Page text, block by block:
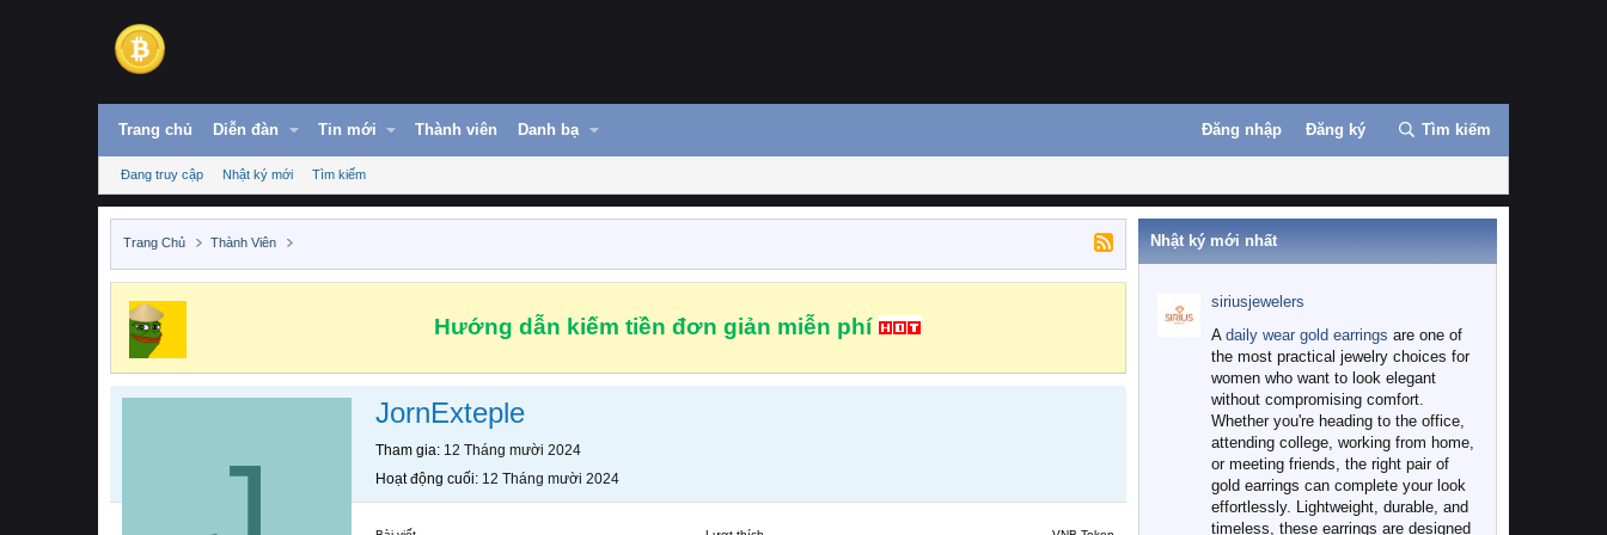
Trang chủ Diễn đàn Tin mới Thành viên Danh bạ Đăng nhập Đăng ký Tìm kiếm
Đang truy cập Nhật ký mới Tìm kiếm
Trang Chủ Thành Viên
Hướng dẫn kiếm tiền đơn giản miễn phí
JornExteple
Tham gia 12 Tháng mười 2024
Hoạt động cuối 12 Tháng mười 2024
Nhật ký mới nhất
siriusjewelers
A daily wear gold earrings are one of
the most practical jewelry choices for
women who want to look elegant
without compromising comfort.
Whether you're heading to the office,
attending college, working from home,
or meeting friends, the right pair of
gold earrings can complete your look
effortlessly. Lightweight, durable, and
timeless, these earrings are designed